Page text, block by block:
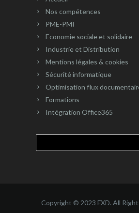
Nos compétences
PME-PMI
Economie sociale et solidaire
Industrie et Distribution
Mentions légales & cookies
Sécurité informatique
Optimisation flux
Formations
Intégration Office365
Copyright © 2023 FXD. All